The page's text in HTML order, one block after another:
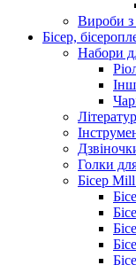
Вироби
Бісер,
Набори
Голки
Бісер